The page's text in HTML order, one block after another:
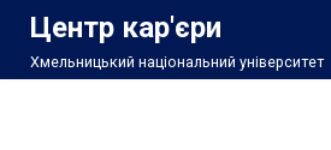
Перейти
Центр кар'єри
Хмельницький національний університет